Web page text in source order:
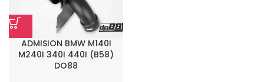
ADMISION BMW M140I
M240I 340I 440I (B58)
DO88